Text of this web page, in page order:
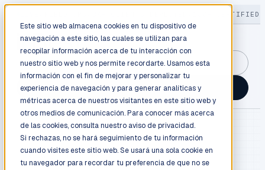
Este sitio web almacena cookies en tu dispositivo de
navegación a este sitio, las cuales se utilizan para
recopilar información acerca de tu interacción con
nuestro sitio web y nos permite recordarte. Usamos esta
información con el fin de mejorar y personalizar tu
experiencia de navegación y para generar analíticas y
métricas acerca de nuestros visitantes en este sitio web y
otros medios de comunicación. Para conocer más acerca
de las cookies, consulta nuestro aviso de privacidad.
Si rechazas, no se hará seguimiento de tu información
cuando visites este sitio web. Se usará una sola cookie en
tu navegador para recordar tu preferencia de que no se
130+ CERTIFIED
GuidancePlex →
Talk to an engineer →